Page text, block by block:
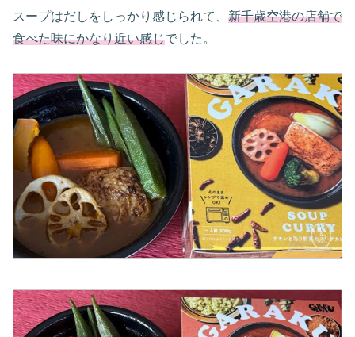
スープはだしをしっかり感じられて、 新千歳空港の店舗で
食べた味にかなり近い感じでした。